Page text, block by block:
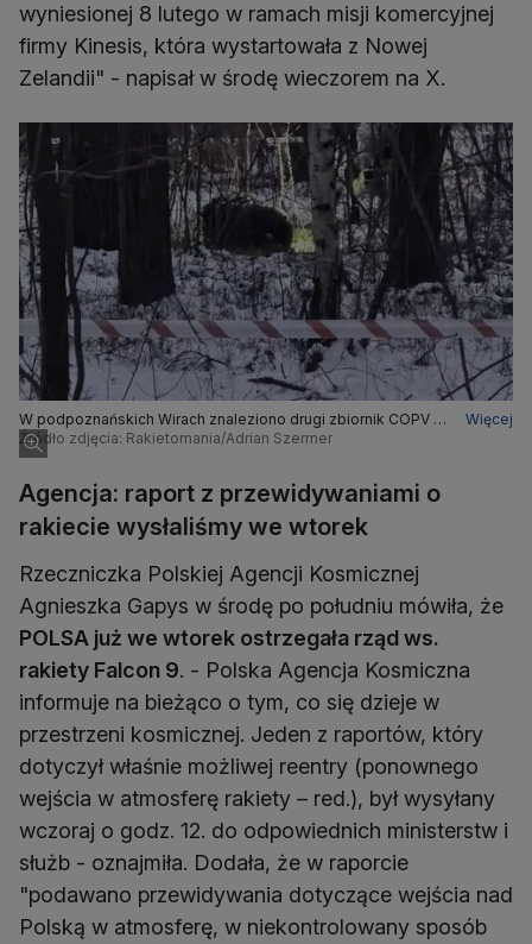
wyniesionej 8 lutego w ramach misji komercyjnej
firmy Kinesis, która wystartowała z Nowej
Zelandii" - napisał w środę wieczorem na X.
W podpoznańskich Wirach znaleziono drugi zbiornik COPV z
rakiety Falcon 9
Więcej
Źródło zdjęcia: Rakietomania/Adrian Szermer
Agencja: raport z przewidywaniami o
rakiecie wysłaliśmy we wtorek
Rzeczniczka Polskiej Agencji Kosmicznej
Agnieszka Gapys w środę po południu mówiła, że
POLSA już we wtorek ostrzegała rząd ws.
rakiety Falcon 9. - Polska Agencja Kosmiczna
informuje na bieżąco o tym, co się dzieje w
przestrzeni kosmicznej. Jeden z raportów, który
dotyczył właśnie możliwej reentry (ponownego
wejścia w atmosferę rakiety – red.), był wysyłany
wczoraj o godz. 12. do odpowiednich ministerstw i
służb - oznajmiła. Dodała, że w raporcie
"podawano przewidywania dotyczące wejścia nad
Polską w atmosferę, w niekontrolowany sposób